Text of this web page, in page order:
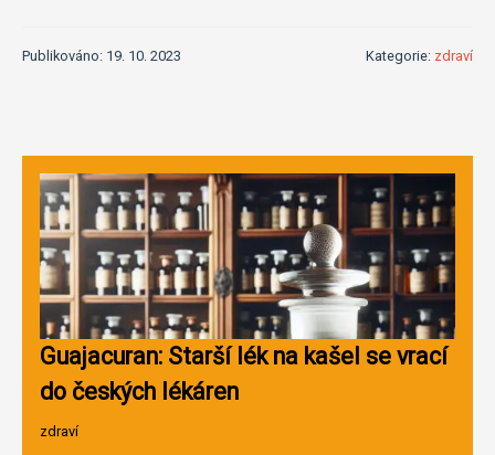
Publikováno: 19. 10. 2023 Kategorie: zdraví
Guajacuran: Starší lék na kašel se vrací
do českých lékáren
zdraví